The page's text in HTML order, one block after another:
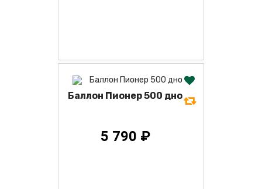
Баллон Пионер 500 дно
5 790 ₽